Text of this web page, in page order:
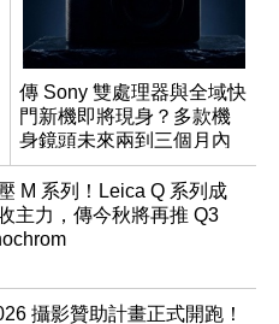
傳 Sony 雙處理器與全域快
門新機即將現身？多款機
身鏡頭未來兩到三個月內
有望登場
M 系列！Leica Q 系列成
主力，傳今秋將再推 Q3
攝影贊助計畫正式開跑！